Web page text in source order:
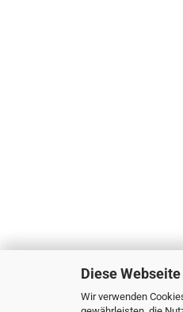
Diese
Wir verwenden